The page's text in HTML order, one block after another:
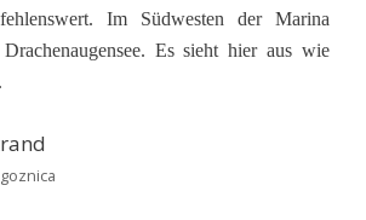
Im Südwesten der Marina
Es sieht hier aus wie